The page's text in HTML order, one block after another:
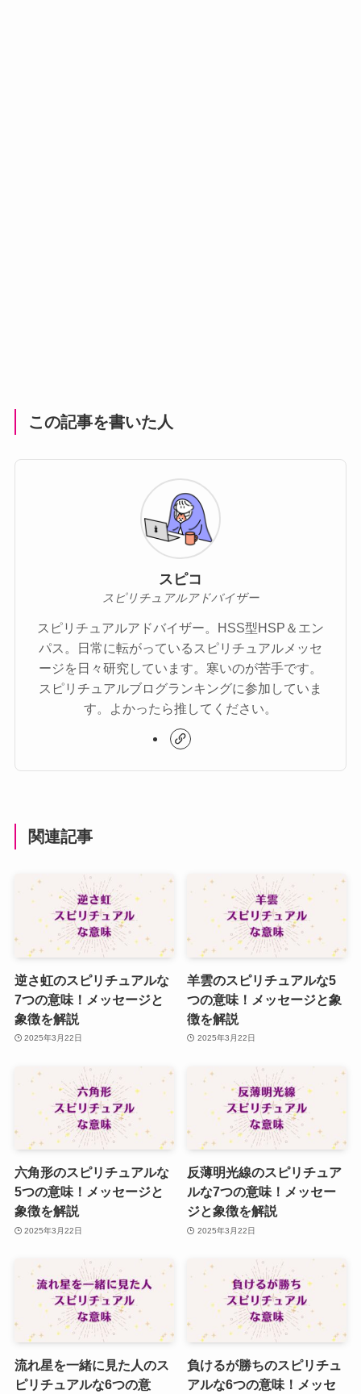
この記事を書いた人
スピコ
スピリチュアルアドバイザー
スピリチュアルアドバイザー。HSS型HSP＆エン
パス。日常に転がっているスピリチュアルメッセ
ージを日々研究しています。寒いのが苦手です。
スピリチュアルブログランキングに参加していま
す。よかったら推してください。
関連記事
逆さ虹のスピリチュアルな
7つの意味！メッセージと
象徴を解説
2025年3月22日
羊雲のスピリチュアルな5
つの意味！メッセージと象
徴を解説
2025年3月22日
六角形のスピリチュアルな
5つの意味！メッセージと
象徴を解説
2025年3月22日
反薄明光線のスピリチュア
ルな7つの意味！メッセー
ジと象徴を解説
2025年3月22日
流れ星を一緒に見た人のス
ピリチュアルな6つの意
負けるが勝ちのスピリチュ
アルな6つの意味！メッセ